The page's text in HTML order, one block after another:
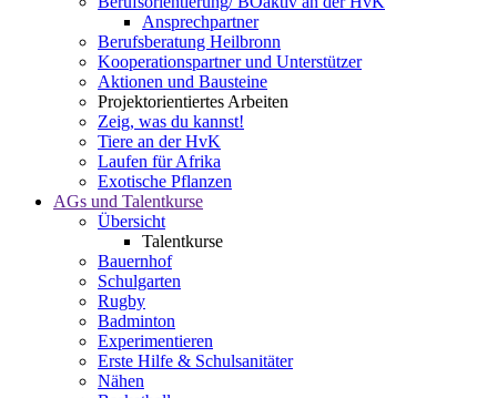
Ansprechpartner
Berufsberatung Heilbronn
Kooperationspartner und Unterstützer
Aktionen und Bausteine
Projektorientiertes Arbeiten
Zeig, was du kannst!
Tiere an der HvK
Laufen für Afrika
Exotische Pflanzen
AGs und Talentkurse
Übersicht
Talentkurse
Bauernhof
Schulgarten
Rugby
Badminton
Experimentieren
Erste Hilfe & Schulsanitäter
Nähen